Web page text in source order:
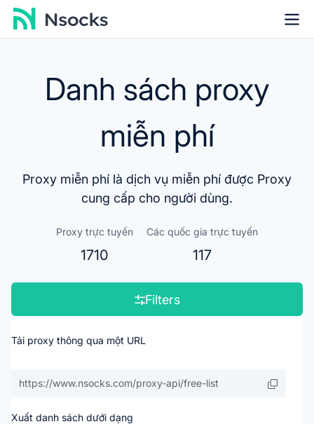
Danh sách proxy
miễn phí
Proxy miễn phí là dịch vụ miễn phí được Proxy
cung cấp cho người dùng.
Proxy trực tuyến
1710
Các quốc gia trực tuyến
117
Filters
Tải proxy thông qua một URL
Xuất danh sách dưới dạng